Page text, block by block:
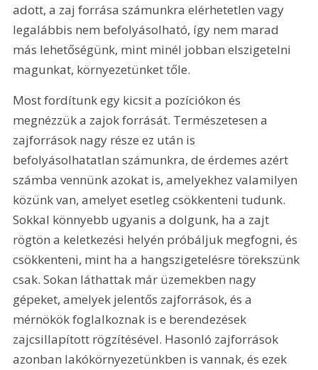
adott, a zaj forrása számunkra elérhetetlen vagy
legalábbis nem befolyásolható, így nem marad
más lehetőségünk, mint minél jobban elszigetelni
magunkat, környezetünket tőle.
Most fordítunk egy kicsit a pozíciókon és
megnézzük a zajok forrását. Természetesen a
zajforrások nagy része ez után is
befolyásolhatatlan számunkra, de érdemes azért
számba vennünk azokat is, amelyekhez valamilyen
közünk van, amelyet esetleg csökkenteni tudunk.
Sokkal könnyebb ugyanis a dolgunk, ha a zajt
rögtön a keletkezési helyén próbáljuk megfogni, és
csökkenteni, mint ha a hangszigetelésre törekszünk
csak. Sokan láthattak már üzemekben nagy
gépeket, amelyek jelentős zajforrások, és a
mérnökök foglalkoznak is e berendezések
zajcsillapított rögzítésével. Hasonló zajforrások
azonban lakókörnyezetünkben is vannak, és ezek